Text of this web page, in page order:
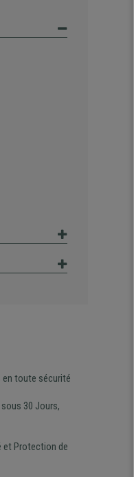
en toute sécurité
30 Jours,
et Protection de